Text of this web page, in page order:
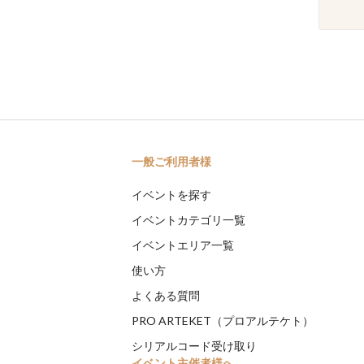
一般ご利用者様
イベントを探す
イベントカテゴリ一覧
イベントエリア一覧
使い方
よくある質問
PRO ARTEKET（プロアルテケト）
シリアルコード受け取り